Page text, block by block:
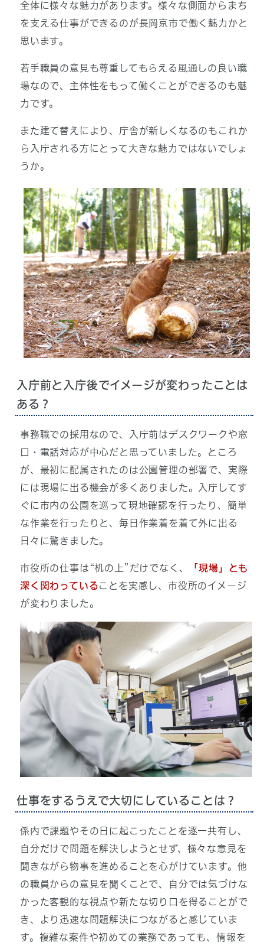
全体に様々な魅力があります。様々な側面からまち
を支える仕事ができるのが長岡京市で働く魅力かと
思います。
若手職員の意見も尊重してもらえる風通しの良い職
場なので、主体性をもって働くことができるのも魅
力です。
また建て替えにより、庁舎が新しくなるのもこれか
ら入庁される方にとって大きな魅力ではないでしょ
うか。
入庁前と入庁後でイメージが変わったことは
ある？
事務職での採用なので、入庁前はデスクワークや窓
口・電話対応が中心だと思っていました。ところ
が、最初に配属されたのは公園管理の部署で、実際
には現場に出る機会が多くありました。入庁してす
ぐに市内の公園を巡って現地確認を行ったり、簡単
な作業を行ったりと、毎日作業着を着て外に出る
日々に驚きました。
市役所の仕事は“机の上”だけでなく、 「現場」とも
深く関わっていることを実感し、市役所のイメージ
が変わりました。
仕事をするうえで大切にしていることは？
係内で課題やその日に起こったことを逐一共有し、
自分だけで問題を解決しようとせず、様々な意見を
聞きながら物事を進めることを心がけています。他
の職員からの意見を聞くことで、自分では気づけな
かった客観的な視点や新たな切り口を得ることがで
き、より迅速な問題解決につながると感じていま
す。複雑な案件や初めての業務であっても、情報を